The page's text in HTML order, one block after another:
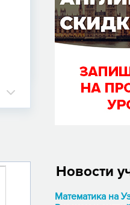
Новости
Математика на